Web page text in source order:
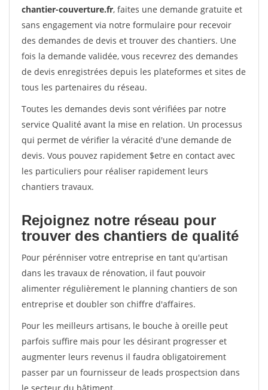
chantier-couverture.fr, faites une demande gratuite et
sans engagement via notre formulaire pour recevoir
des demandes de devis et trouver des chantiers. Une
fois la demande validée, vous recevrez des demandes
de devis enregistrées depuis les plateformes et sites de
tous les partenaires du réseau.
Toutes les demandes devis sont vérifiées par notre
service Qualité avant la mise en relation. Un processus
qui permet de vérifier la véracité d'une demande de
devis. Vous pouvez rapidement $etre en contact avec
les particuliers pour réaliser rapidement leurs
chantiers travaux.
Rejoignez notre réseau pour
trouver des chantiers de qualité
Pour pérénniser votre entreprise en tant qu'artisan
dans les travaux de rénovation, il faut pouvoir
alimenter régulièrement le planning chantiers de son
entreprise et doubler son chiffre d'affaires.
Pour les meilleurs artisans, le bouche à oreille peut
parfois suffire mais pour les désirant progresser et
augmenter leurs revenus il faudra obligatoirement
passer par un fournisseur de leads prospectsion dans